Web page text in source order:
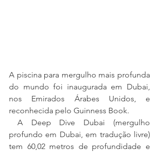
A piscina para mergulho mais profunda
do mundo foi inaugurada em Dubai,
nos Emirados Árabes Unidos, e
reconhecida pelo Guinness Book.
A Deep Dive Dubai (mergulho
profundo em Dubai, em tradução livre)
tem 60,02 metros de profundidade e